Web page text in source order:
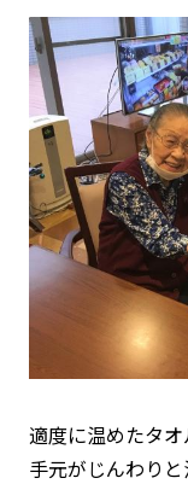
適度に温めたタオ
手元がじんわり